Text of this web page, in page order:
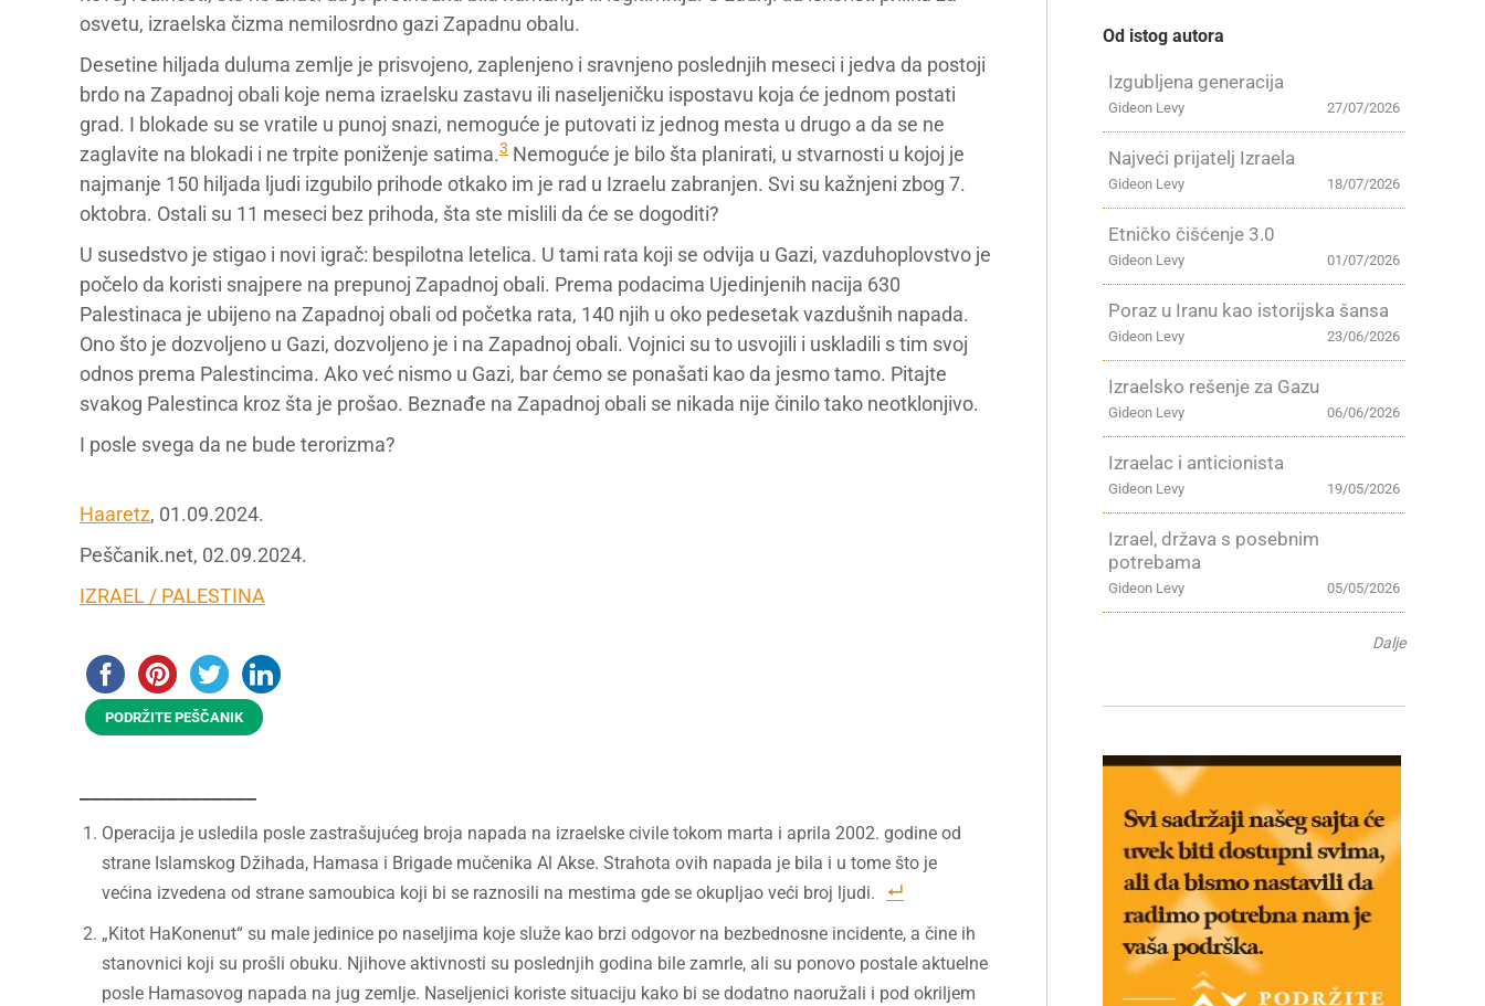
osvetu, izraelska čizma nemilosrdno gazi Zapadnu obalu.
Desetine hiljada duluma zemlje je prisvojeno, zaplenjeno i sravnjeno poslednjih meseci i jedva da postoji
brdo na Zapadnoj obali koje nema izraelsku zastavu ili naseljeničku ispostavu koja će jednom postati
grad. I blokade su se vratile u punoj snazi, nemoguće je putovati iz jednog mesta u drugo a da se ne
zaglavite na blokadi i ne trpite poniženje satima.3 Nemoguće je bilo šta planirati, u stvarnosti u kojoj je
najmanje 150 hiljada ljudi izgubilo prihode otkako im je rad u Izraelu zabranjen. Svi su kažnjeni zbog 7.
oktobra. Ostali su 11 meseci bez prihoda, šta ste mislili da će se dogoditi?
U susedstvo je stigao i novi igrač: bespilotna letelica. U tami rata koji se odvija u Gazi, vazduhoplovstvo je
počelo da koristi snajpere na prepunoj Zapadnoj obali. Prema podacima Ujedinjenih nacija 630
Palestinaca je ubijeno na Zapadnoj obali od početka rata, 140 njih u oko pedesetak vazdušnih napada.
Ono što je dozvoljeno u Gazi, dozvoljeno je i na Zapadnoj obali. Vojnici su to usvojili i uskladili s tim svoj
odnos prema Palestincima. Ako već nismo u Gazi, bar ćemo se ponašati kao da jesmo tamo. Pitajte
svakog Palestinca kroz šta je prošao. Beznađe na Zapadnoj obali se nikada nije činilo tako neotklonjivo.
I posle svega da ne bude terorizma?
Haaretz, 01.09.2024.
Peščanik.net, 02.09.2024.
IZRAEL / PALESTINA
PODRŽITE PEŠČANIK
Operacija je usledila posle zastrašujućeg broja napada na izraelske civile tokom marta i aprila 2002. godine od
strane Islamskog Džihada, Hamasa i Brigade mučenika Al Akse. Strahota ovih napada je bila i u tome što je
većina izvedena od strane samoubica koji bi se raznosili na mestima gde se okupljao veći broj ljudi.
„Kitot HaKonenut“ su male jedinice po naseljima koje služe kao brzi odgovor na bezbednosne incidente, a čine ih
stanovnici koji su prošli obuku. Njihove aktivnosti su poslednjih godina bile zamrle, ali su ponovo postale aktuelne
posle Hamasovog napada na jug zemlje. Naseljenici koriste situaciju kako bi se dodatno naoružali i pod okriljem
Od istog autora
Izgubljena generacija
27/07/2026
Gideon Levy
Najveći prijatelj Izraela
18/07/2026
Gideon Levy
Etničko čišćenje 3.0
01/07/2026
Gideon Levy
Poraz u Iranu kao istorijska šansa
23/06/2026
Gideon Levy
Izraelsko rešenje za Gazu
06/06/2026
Gideon Levy
Izraelac i anticionista
19/05/2026
Gideon Levy
Izrael, država s posebnim
potrebama
05/05/2026
Gideon Levy
Dalje